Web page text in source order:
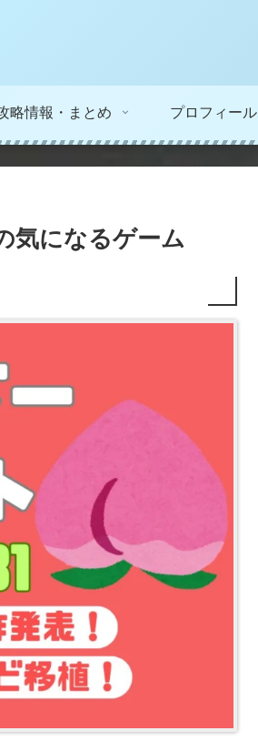
略情報・まとめ プロフィール
気になるゲーム